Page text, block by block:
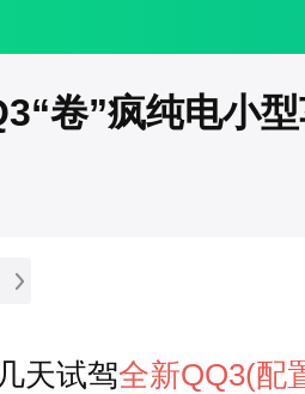
卷”疯纯电小
天试驾全新QQ3(配